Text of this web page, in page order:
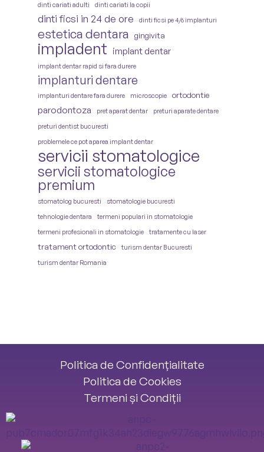
dinti cariati adulti
dinti cariati la copii
dinti ficsi in 24 de ore dinti ficsi pe 4/6 implanturi
estetica dentara gingivita
impladent implant dentar
implant dentar rapid si fara durere
implanturi dentare
implanturi dentare fara durere microscopie ortodontie
parodontoza pret aparat dentar
preturi aparate dentare
preturi dentist bucuresti
problemele ce pot aparea implant dentar
servicii stomatologice
servicii stomatologice
premium
stomatolog bucuresti
stomatologie bucuresti
tehnologie dentara
termeni populari in stomatologie
termeni profesionali in stomatologie
tratamente cu laser
tratament ortodontic
turism dentar Bucuresti
turism dentar Romania
Politica de Confidențialitate
Politica de Cookies
Termeni și Condiții